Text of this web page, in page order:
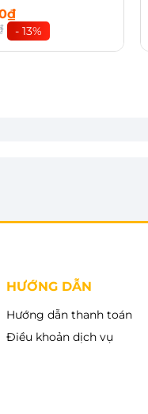
WB
- 13%
HƯỚNG DẪN
Hướng dẫn thanh toán
Điều khoản dịch vụ